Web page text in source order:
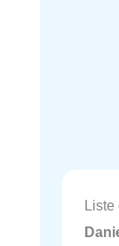
Liste